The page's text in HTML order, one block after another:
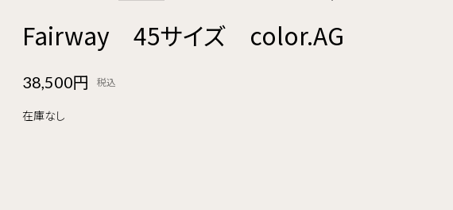
Fairway 45サイズ color.AG
38,500円 税込
在庫なし